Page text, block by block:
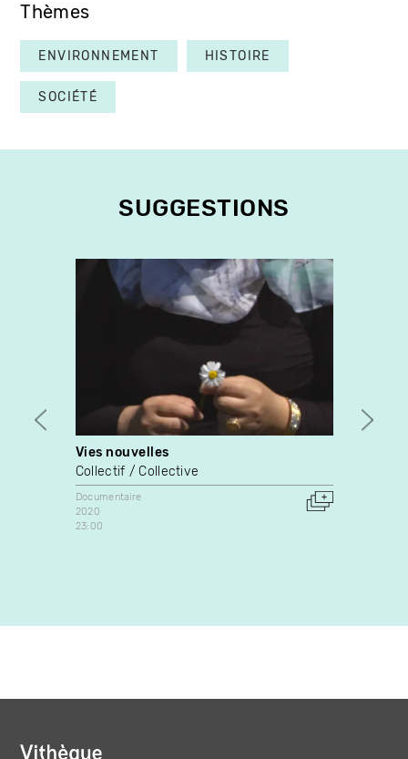
Thèmes
ENVIRONNEMENT HISTOIRE
SOCIÉTÉ
SUGGESTIONS
Vies nouvelles
Collectif / Collective
Documentaire
2020
23:00